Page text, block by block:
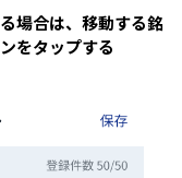
場合は、移動する銘
をタップする